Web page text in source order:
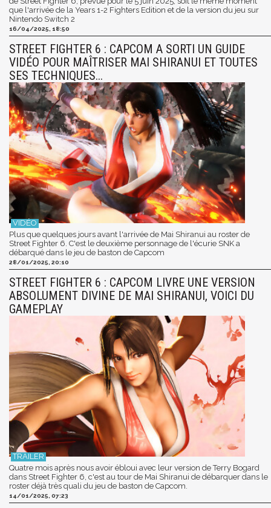
que l'arrivée de la Years 1-2 Fighters Edition et de la version du jeu sur
Nintendo Switch 2
16/04/2025, 18:50
STREET FIGHTER 6 : CAPCOM A SORTI UN GUIDE
VIDÉO POUR MAÎTRISER MAI SHIRANUI ET TOUTES
SES TECHNIQUES...
Plus que quelques jours avant l'arrivée de Mai Shiranui au roster de
Street Fighter 6. C'est le deuxième personnage de l'écurie SNK a
débarqué dans le jeu de baston de Capcom
28/01/2025, 20:10
STREET FIGHTER 6 : CAPCOM LIVRE UNE VERSION
ABSOLUMENT DIVINE DE MAI SHIRANUI, VOICI DU
GAMEPLAY
Quatre mois après nous avoir ébloui avec leur version de Terry Bogard
dans Street Fighter 6, c'est au tour de Mai Shiranui de débarquer dans le
roster déjà très quali du jeu de baston de Capcom.
14/01/2025, 07:23